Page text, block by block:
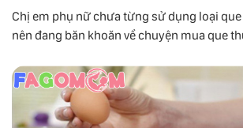
Chị em phụ nữ chưa từng sử dụng loại
nên đang băn khoăn về chuyện mua que